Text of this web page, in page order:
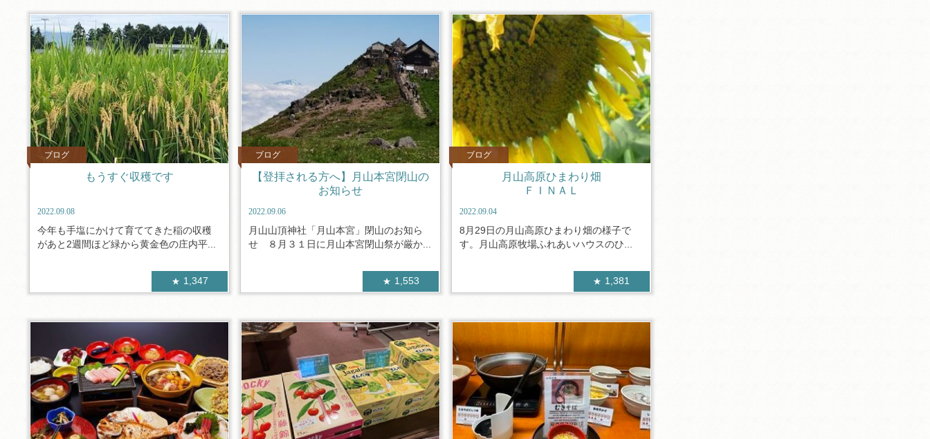
ブログ
もうすぐ収穫です
2022.09.08
今年も手塩にかけて育ててきた稲の収穫
があと2週間ほど緑から黄金色の庄内平...
1,347
ブログ
【登拝される方へ】月山本宮閉山の
お知らせ
2022.09.06
月山山頂神社「月山本宮」閉山のお知ら
せ ８月３１日に月山本宮閉山祭が厳か...
1,553
ブログ
月山高原ひまわり畑
ＦＩＮＡＬ
2022.09.04
8月29日の月山高原ひまわり畑の様子で
す。月山高原牧場ふれあいハウスのひ...
1,381